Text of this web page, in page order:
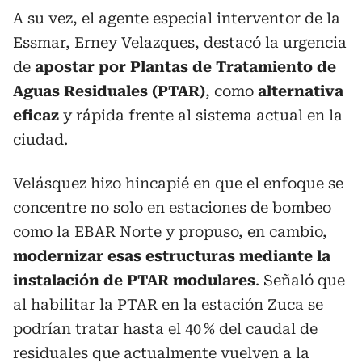
A su vez, el agente especial interventor de la
Essmar, Erney Velazques, destacó la urgencia
de apostar por Plantas de Tratamiento de
Aguas Residuales (PTAR), como alternativa
eficaz y rápida frente al sistema actual en la
ciudad.
Velásquez hizo hincapié en que el enfoque se
concentre no solo en estaciones de bombeo
como la EBAR Norte y propuso, en cambio,
modernizar esas estructuras mediante la
instalación de PTAR modulares. Señaló que
al habilitar la PTAR en la estación Zuca se
podrían tratar hasta el 40 % del caudal de
residuales que actualmente vuelven a la